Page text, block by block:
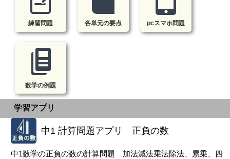
練習問題 各単元の要点 pcスマホ問題
数学の例題
学習アプリ
中1 計算問題アプリ 正負の数
中1数学の正負の数の計算問題 加法減法乗法除法、累乗、四